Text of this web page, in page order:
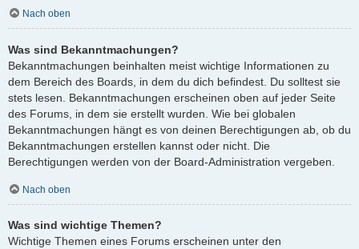
Nach oben
Was sind Bekanntmachungen?
Bekanntmachungen beinhalten meist wichtige Informationen zu
dem Bereich des Boards, in dem du dich befindest. Du solltest sie
stets lesen. Bekanntmachungen erscheinen oben auf jeder Seite
des Forums, in dem sie erstellt wurden. Wie bei globalen
Bekanntmachungen hängt es von deinen Berechtigungen ab, ob du
Bekanntmachungen erstellen kannst oder nicht. Die
Berechtigungen werden von der Board-Administration vergeben.
Nach oben
Was sind wichtige Themen?
Wichtige Themen eines Forums erscheinen unter den